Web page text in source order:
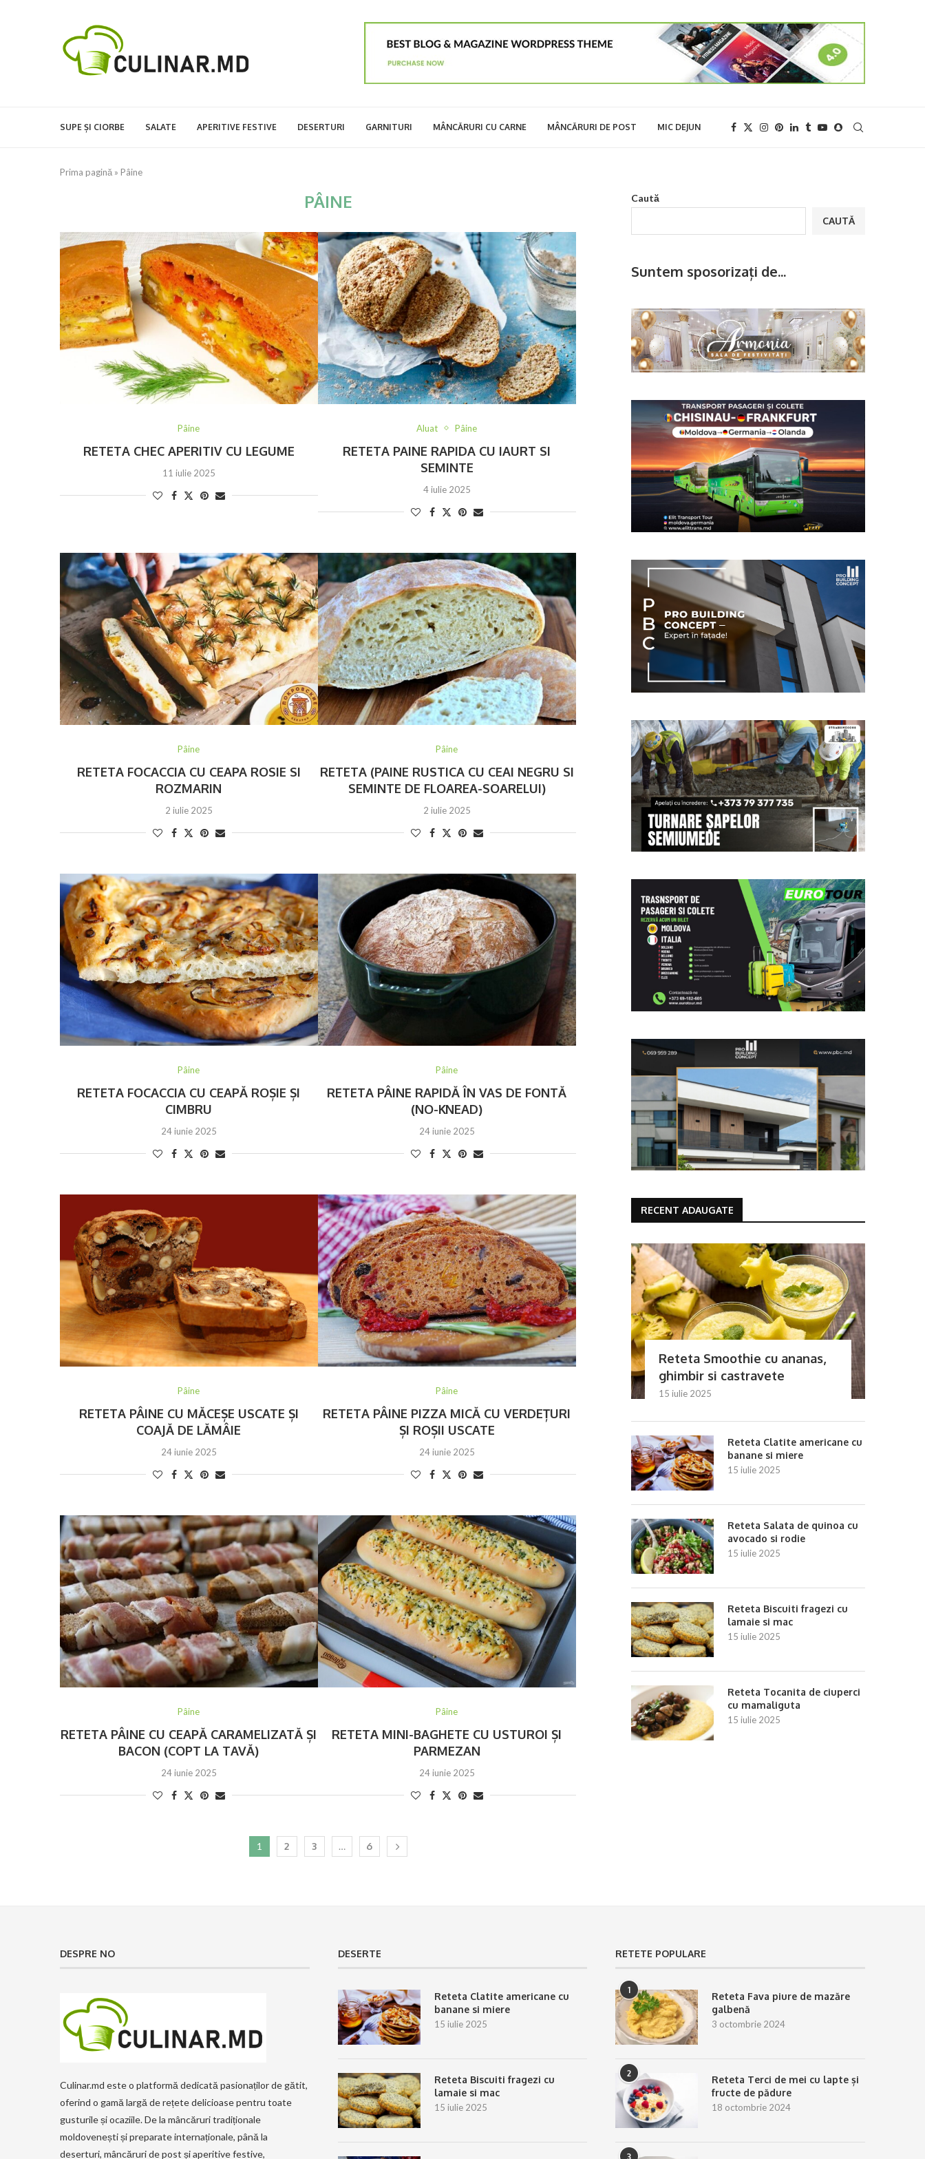
SUPE ȘI CIORBE SALATE APERITIVE FESTIVE DESERTURI GARNITURI MÂNCĂRURI CU CARNE MÂNCĂRURI DE POST MIC DEJUN
Prima pagină » Pâine
PÂINE
Pâine
RETETA CHEC APERITIV CU LEGUME
11 iulie 2025
Aluat Pâine
RETETA PAINE RAPIDA CU IAURT SI
SEMINTE
4 iulie 2025
Pâine
RETETA FOCACCIA CU CEAPA ROSIE SI
ROZMARIN
2 iulie 2025
Pâine
RETETA (PAINE RUSTICA CU CEAI NEGRU SI
SEMINTE DE FLOAREA-SOARELUI)
2 iulie 2025
Pâine
RETETA FOCACCIA CU CEAPĂ ROȘIE ȘI
CIMBRU
24 iunie 2025
Pâine
RETETA PÂINE RAPIDĂ ÎN VAS DE FONTĂ
(NO-KNEAD)
24 iunie 2025
Pâine
RETETA PÂINE CU MĂCEȘE USCATE ȘI
COAJĂ DE LĂMÂIE
24 iunie 2025
Pâine
RETETA PÂINE PIZZA MICĂ CU VERDEȚURI
ȘI ROȘII USCATE
24 iunie 2025
Pâine
RETETA PÂINE CU CEAPĂ CARAMELIZATĂ ȘI
BACON (COPT LA TAVĂ)
24 iunie 2025
Pâine
RETETA MINI-BAGHETE CU USTUROI ȘI
PARMEZAN
24 iunie 2025
1 2 3 … 6
Caută
CAUTĂ
Suntem sposorizați de...
RECENT ADAUGATE
Reteta Smoothie cu ananas,
ghimbir si castravete
15 iulie 2025
Reteta Clatite americane cu
banane si miere
15 iulie 2025
Reteta Salata de quinoa cu
avocado si rodie
15 iulie 2025
Reteta Biscuiti fragezi cu
lamaie si mac
15 iulie 2025
Reteta Tocanita de ciuperci
cu mamaliguta
15 iulie 2025
DESPRE NO
Culinar.md este o platformă dedicată pasionaților de gătit,
oferind o gamă largă de rețete delicioase pentru toate
gusturile și ocaziile. De la mâncăruri tradiționale
moldovenești și preparate internaționale, până la
deserturi, mâncăruri de post și aperitive festive,
DESERTE
Reteta Clatite americane cu
banane si miere
15 iulie 2025
Reteta Biscuiti fragezi cu
lamaie si mac
15 iulie 2025
RETETE POPULARE
1
Reteta Fava piure de mazăre
galbenă
3 octombrie 2024
2
Reteta Terci de mei cu lapte și
fructe de pădure
18 octombrie 2024
3